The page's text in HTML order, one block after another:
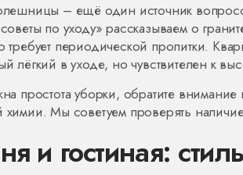
– ещё один источник
по уходу» рассказываем о
требует периодической пропитки.
лёгкий в уходе, но чувствителен к
простота уборки, обратите
Мы советуем проверять наличие
и гостиная: